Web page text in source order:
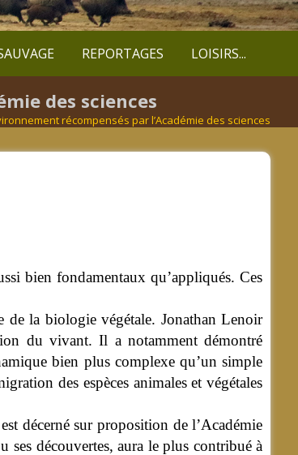
REPORTAGES LOISIRS...
des sciences
récompensés par l’Académie des sciences
bien fondamentaux qu’appliqués. Ces
la biologie végétale. Jonathan Lenoir
du vivant.Il a notamment démontré
bien plus complexe qu’un simple
des espèces animales et végétales
décerné sur proposition de l’Académie
ses découvertes, aura le plus contribué à